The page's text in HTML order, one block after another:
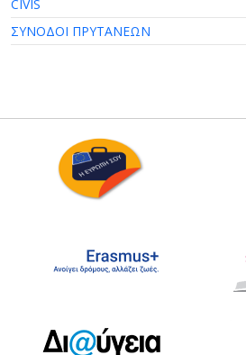
CIVIS
ΣΥΝΟΔΟΙ ΠΡΥΤΑΝΕΩΝ